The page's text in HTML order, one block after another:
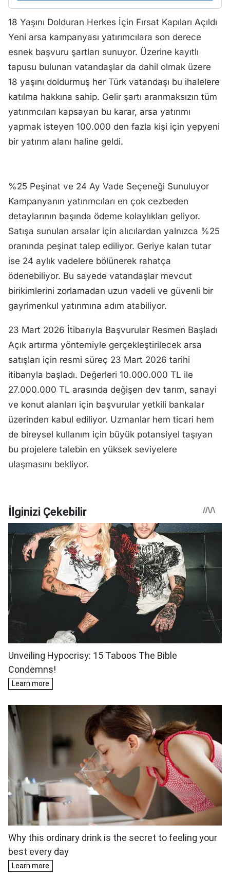
18 Yaşını Dolduran Herkes İçin Fırsat Kapıları Açıldı
Yeni arsa kampanyası yatırımcılara son derece
esnek başvuru şartları sunuyor. Üzerine kayıtlı
tapusu bulunan vatandaşlar da dahil olmak üzere
18 yaşını doldurmuş her Türk vatandaşı bu ihalelere
katılma hakkına sahip. Gelir şartı aranmaksızın tüm
yatırımcıları kapsayan bu karar, arsa yatırımı
yapmak isteyen 100.000 den fazla kişi için yepyeni
bir yatırım alanı haline geldi.
%25 Peşinat ve 24 Ay Vade Seçeneği Sunuluyor
Kampanyanın yatırımcıları en çok cezbeden
detaylarının başında ödeme kolaylıkları geliyor.
Satışa sunulan arsalar için alıcılardan yalnızca %25
oranında peşinat talep ediliyor. Geriye kalan tutar
ise 24 aylık vadelere bölünerek rahatça
ödenebiliyor. Bu sayede vatandaşlar mevcut
birikimlerini zorlamadan uzun vadeli ve güvenli bir
gayrimenkul yatırımına adım atabiliyor.
23 Mart 2026 İtibarıyla Başvurular Resmen Başladı
Açık artırma yöntemiyle gerçekleştirilecek arsa
satışları için resmi süreç 23 Mart 2026 tarihi
itibarıyla başladı. Değerleri 10.000.000 TL ile
27.000.000 TL arasında değişen dev tarım, sanayi
ve konut alanları için başvurular yetkili bankalar
üzerinden kabul ediliyor. Uzmanlar hem ticari hem
de bireysel kullanım için büyük potansiyel taşıyan
bu projelere talebin en yüksek seviyelere
ulaşmasını bekliyor.